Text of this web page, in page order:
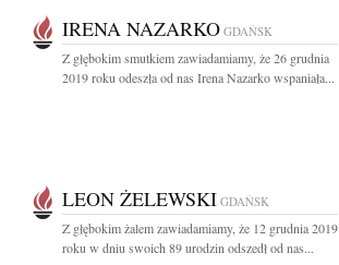
IRENA NAZARKO GDAŃSK
Z głębokim smutkiem zawiadamiamy, że 26 grudnia
2019 roku odeszła od nas Irena Nazarko wspaniała...
LEON ŻELEWSKI GDAŃSK
Z głębokim żalem zawiadamiamy, że 12 grudnia 2019
roku w dniu swoich 89 urodzin odszedł od nas...